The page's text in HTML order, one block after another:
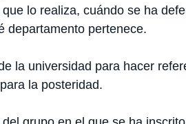
lo realiza, cuándo se ha
departamento pertenece.
la universidad para hacer
la posteridad.